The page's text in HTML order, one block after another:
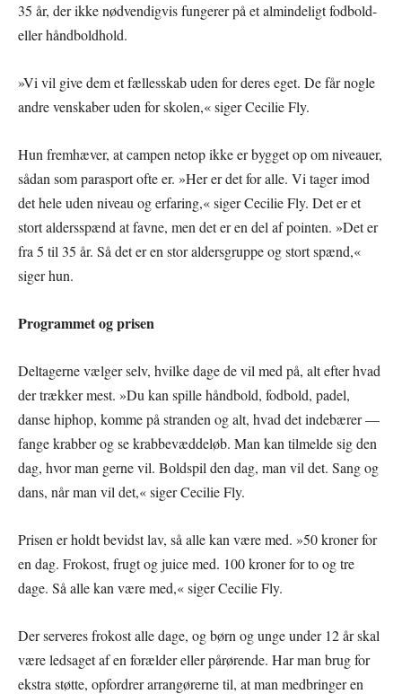
35 år, der ikke nødvendigvis fungerer på et almindeligt fodbold-
eller håndboldhold.
»Vi vil give dem et fællesskab uden for deres eget. De får nogle
andre venskaber uden for skolen,« siger Cecilie Fly.
Hun fremhæver, at campen netop ikke er bygget op om niveauer,
sådan som parasport ofte er. »Her er det for alle. Vi tager imod
det hele uden niveau og erfaring,« siger Cecilie Fly. Det er et
stort aldersspænd at favne, men det er en del af pointen. »Det er
fra 5 til 35 år. Så det er en stor aldersgruppe og stort spænd,«
siger hun.
Programmet og prisen
Deltagerne vælger selv, hvilke dage de vil med på, alt efter hvad
der trækker mest. »Du kan spille håndbold, fodbold, padel,
danse hiphop, komme på stranden og alt, hvad det indebærer —
fange krabber og se krabbevæddeløb. Man kan tilmelde sig den
dag, hvor man gerne vil. Boldspil den dag, man vil det. Sang og
dans, når man vil det,« siger Cecilie Fly.
Prisen er holdt bevidst lav, så alle kan være med. »50 kroner for
en dag. Frokost, frugt og juice med. 100 kroner for to og tre
dage. Så alle kan være med,« siger Cecilie Fly.
Der serveres frokost alle dage, og børn og unge under 12 år skal
være ledsaget af en forælder eller pårørende. Har man brug for
ekstra støtte, opfordrer arrangørerne til, at man medbringer en